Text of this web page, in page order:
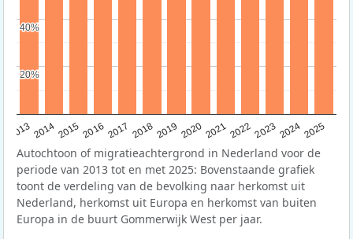
20132014201520162017 20182019 202020212022202320242025
20%
20%
40%
40%
Autochtoon of migratieachtergrond in Nederland voor de
periode van 2013 tot en met 2025: Bovenstaande grafiek
toont de verdeling van de bevolking naar herkomst uit
Nederland, herkomst uit Europa en herkomst van buiten
Europa in de buurt Gommerwijk West per jaar.